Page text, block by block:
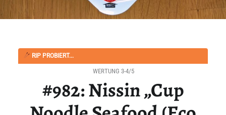
RIP PROBIERT...
#982: Nissin „Cup
WERTUNG 3-4/5